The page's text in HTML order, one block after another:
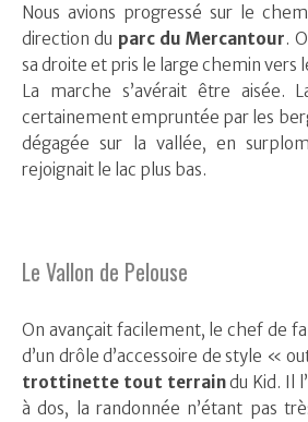
Nous avions progressé sur le
direction du parc du Mercantour.
sa droite et pris le large chemin vers
La marche s’avérait être aisée.
certainement empruntée par les
dégagée sur la vallée, en
rejoignait le lac plus bas.
Le Vallon de Pelouse
On avançait facilement, le chef de
d’un drôle d’accessoire de style «
trottinette tout terraindu Kid. Il
à dos, la randonnée n’étant pas